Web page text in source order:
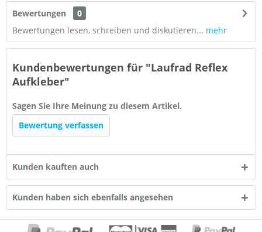
Bewertungen
0
Bewertungen lesen, schreiben und diskutieren... mehr
Kundenbewertungen für "Laufrad Reflex
Aufkleber"
Sagen Sie Ihre Meinung zu diesem Artikel.
Bewertung verfassen
Kunden kauften auch
Kunden haben sich ebenfalls angesehen